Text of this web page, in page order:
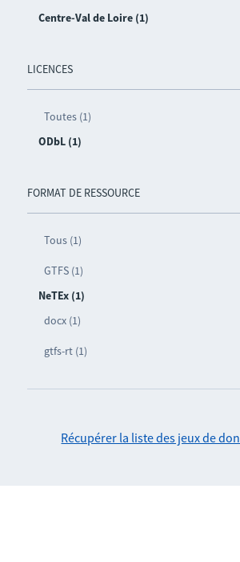
Centre-Val de Loire (1)
LICENCES
Toutes (1)
ODbL (1)
FORMAT DE RESSOURCE
Tous (1)
GTFS (1)
NeTEx (1)
docx (1)
gtfs-rt (1)
Récupérer la liste des jeux de